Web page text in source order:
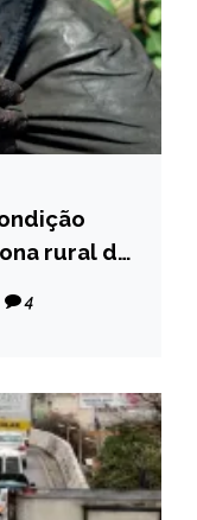
rural de
4